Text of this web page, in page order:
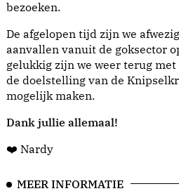
bezoeken.
De afgelopen tijd zijn we
aanvallen vanuit de goksector
gelukkig zijn we weer terug
de doelstelling van de
mogelijk maken.
Dank jullie allemaal!
❤️ Nardy
MEER INFORMATIE